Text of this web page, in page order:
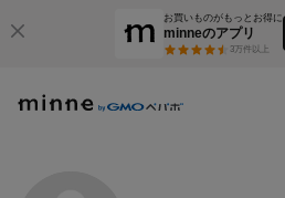
お買いものがもっとお得に
minneのアプリ
3万件以上